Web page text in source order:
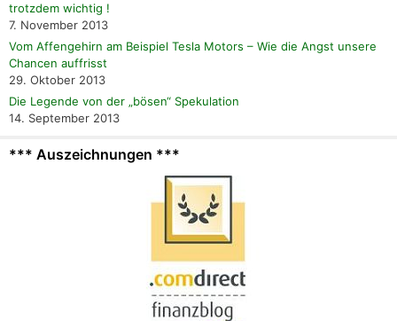
trotzdem wichtig !
7. November 2013
Vom Affengehirn am Beispiel Tesla Motors – Wie die Angst unsere
Chancen auffrisst
29. Oktober 2013
Die Legende von der „bösen“ Spekulation
14. September 2013
*** Auszeichnungen ***